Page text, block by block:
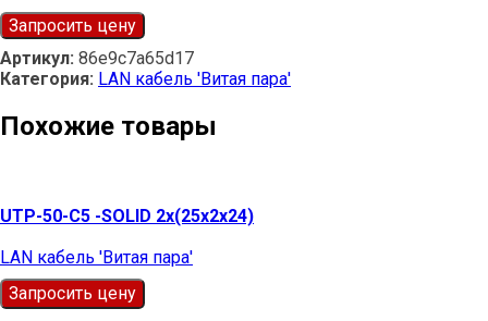
Запросить цену
Артикул: 86e9c7a65d17
Категория: LAN кабель 'Витая пара'
Похожие товары
UTP-50-С5 -SOLID 2х(25х2х24)
LAN кабель 'Витая пара'
Запросить цену